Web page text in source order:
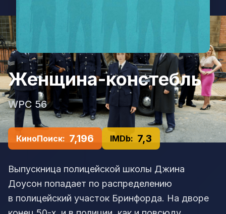
Женщина-констебль
WPC 56
КиноПоиск: 7,196 IMDb: 7,3
Выпускница полицейской школы Джина
Доусон попадает по распределению
в полицейский участок Бринфорда. На дворе